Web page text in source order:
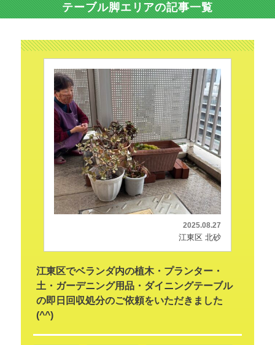
テーブル脚エリアの記事一覧
2025.08.27
江東区 北砂
江東区でベランダ内の植木・プランター・
土・ガーデニング用品・ダイニングテーブル
の即日回収処分のご依頼をいただきました
(^^)